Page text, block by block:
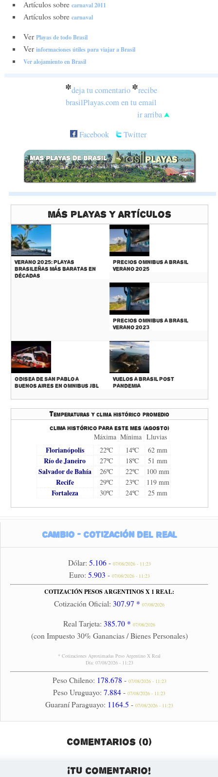
Artículos sobre carnaval 2011
Artículos sobre carnaval
Ver Playas de todo Brasil
Ver informaciones útiles para viajar a Brasil
Ver alojamiento en Brasil
*deja tu comentario*recibe
brasilPlayas.com en tu email
ir arriba
Facebook
Twitter
Más Playas y Artículos
Verano 2025: Playas
Brasileñas más baratas en
décadas
Precios Omnibus a Brasil
Verano 2025
Precios Omnibus a Brasil
Verano 2023
Odisea de San Pablo a
Buenos Aires en Omnibus JBL
Vuelos a Brasil Post
Pandemia
Temperaturas y clima histórico promedio
Clima histórico para este mes (Agosto)
Máxima Mínima Lluvias
Florianópolis 22ºC 14ºC 62 mm
Río de Janeiro 27ºC 18ºC 51 mm
Salvador de Bahía 26ºC 22ºC 100 mm
Recife 29ºC 23ºC 119 mm
Fortaleza 30ºC 24ºC 25 mm
Cambio - Cotización del Real
Dólar: 5.106- 07/08/2026 - 11:23
Euro: 5.903 - 07/08/2026 - 11:23
COTIZACIÓN PESOS ARGENTINOS X 1 REAL:
Cotización Oficial: 307.97 * 07/08/2026
Real Tarjeta: 385.70 * 07/08/2026
(con Impuesto 30% Ganancias / Bienes Personales)
* Cotizaciones Aproximadas Peso Argentino X Real
Día: 07/08/2026 - 11:23
Peso Chileno: 178.678 - 07/08/2026 - 11:23
Peso Uruguayo: 7.884 - 07/08/2026 - 11:23
Guaraní Paraguayo: 1164.5 - 07/08/2026 - 11:23
Comentarios (0)
¡Tu comentario!